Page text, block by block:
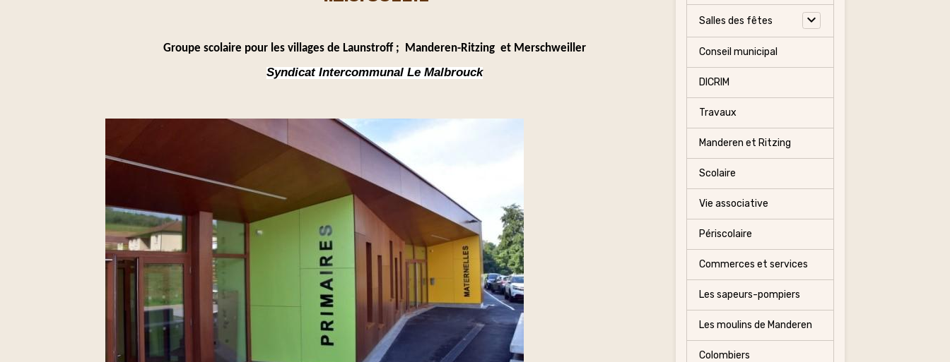
Groupe scolaire pour les villages de Launstroff ; Manderen-Ritzing et Merschweiller
Syndicat Intercommunal Le Malbrouck
Salles des fêtes
Conseil municipal
DICRIM
Travaux
Manderen et Ritzing
Scolaire
Vie associative
Périscolaire
Commerces et services
Les sapeurs-pompiers
Les moulins de Manderen
Colombiers